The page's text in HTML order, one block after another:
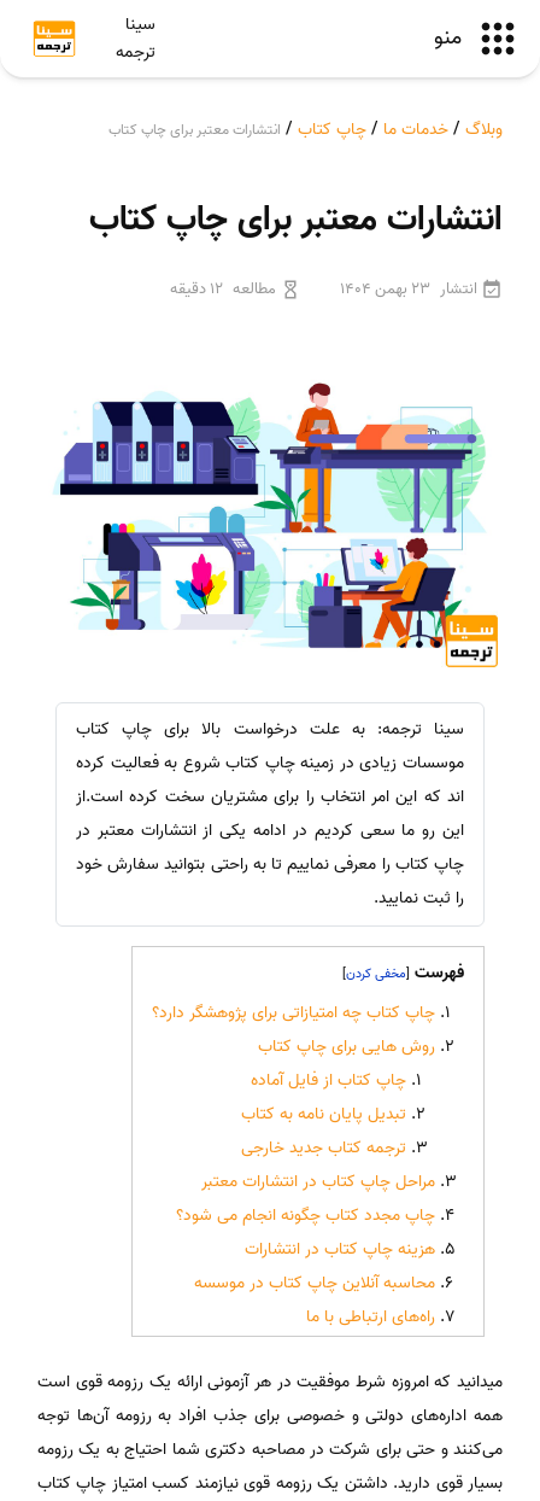
منو
سینا
ترجمه
وبلاگ /خدمات ما /چاپ کتاب / انتشارات معتبر برای چاپ کتاب
انتشارات معتبر برای چاپ کتاب
انتشار 23 بهمن 1404 مطالعه 12 دقیقه
سینا ترجمه: به علت درخواست بالا برای چاپ کتاب
موسسات زیادی در زمینه چاپ کتاب شروع به فعالیت کرده
اند که این امر انتخاب را برای مشتریان سخت کرده است.از
این رو ما سعی کردیم در ادامه یکی از انتشارات معتبر در
چاپ کتاب را معرفی نماییم تا به راحتی بتوانید سفارش خود
را ثبت نمایید.
فهرست [
]
چاپ کتاب چه امتیازاتی برای پژوهشگر دارد؟
روش هایی برای چاپ کتاب
چاپ کتاب از فایل آماده
تبدیل پایان نامه به کتاب
ترجمه کتاب جدید خارجی
مراحل چاپ کتاب در انتشارات معتبر
چاپ مجدد کتاب چگونه انجام می شود؟
هزینه چاپ کتاب در انتشارات
محاسبه آنلاین چاپ کتاب در موسسه
راه‌های ارتباطی با ما
میدانید که امروزه شرط موفقیت در هر آزمونی ارائه یک رزومه قوی است
همه اداره‌های دولتی و خصوصی برای جذب افراد به رزومه آن‌ها توجه
می‌کنند و حتی برای شرکت در مصاحبه دکتری شما احتیاج به یک رزومه
بسیار قوی دارید. داشتن یک رزومه قوی نیازمند کسب امتیاز چاپ کتاب